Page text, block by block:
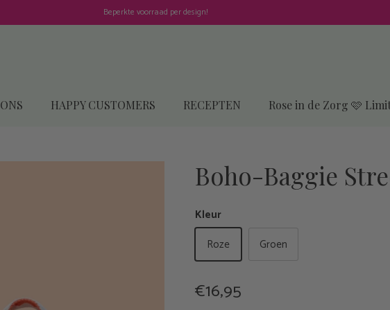
Beperkte voorraad per design!
HAPPY CUSTOMERS RECEPTEN Rose in de Zorg 🩷
Boho-Baggie
Kleur
Roze
Groen
€16,95